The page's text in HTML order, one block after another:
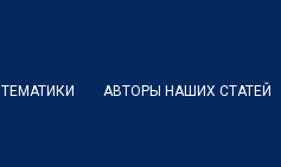
ТЕМАТИКИ АВТОРЫ НАШИХ СТАТЕЙ